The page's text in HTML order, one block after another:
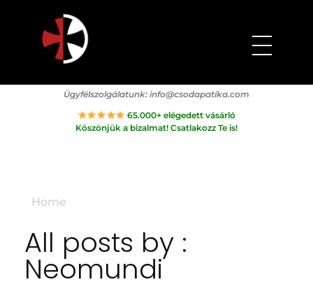
Csodapatika
Természet gyógyereje.
Ügyfélszolgálatunk: info@csodapatika.com
65.000+ elégedett vásárló
Köszönjük a bizalmat! Csatlakozz Te is!
Home
All posts by :
Neomundi